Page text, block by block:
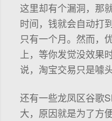
这里却有个漏洞，那
时间，钱就会自动打
只有一个月。然而，
上，等你发觉没效果
说，淘宝交易只是噱
还有一些龙凤区谷歌
大，原因就是为了方